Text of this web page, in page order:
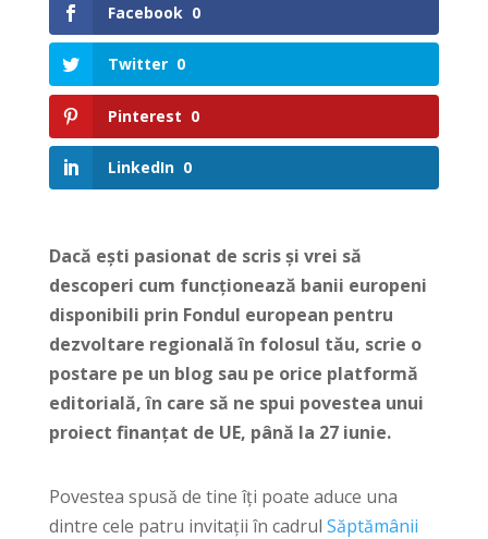
Facebook 0
Twitter 0
Pinterest 0
LinkedIn 0
Dacă ești pasionat de scris și vrei să
descoperi cum funcționează banii europeni
disponibili prin Fondul european pentru
dezvoltare regională în folosul tău, scrie o
postare pe un blog sau pe orice platformă
editorială, în care să ne spui povestea unui
proiect finanțat de UE, până la 27 iunie.
Povestea spusă de tine îți poate aduce una
dintre cele patru invitații în cadrul Săptămânii